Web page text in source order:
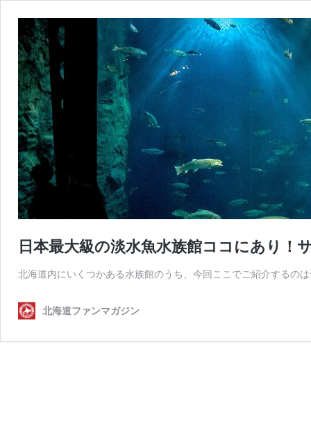
日本最大級の淡水魚水族館ココにあり！
北海道内にいくつかある水族館のうち、今回ここでご紹介するの
北海道ファンマガジン